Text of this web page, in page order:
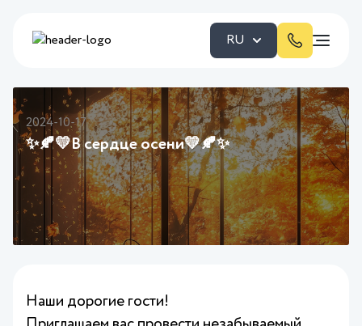
RU
2024-10-17
✨🍂💛В сердце осени💛🍂✨
Наши дорогие гости!